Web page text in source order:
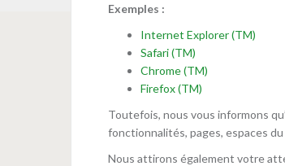
Exemples :
Internet Explorer (TM)
Safari (TM)
Chrome (TM)
Firefox (TM)
Toutefois, nous vous informons
fonctionnalités, pages, espaces
Nous attirons également votre